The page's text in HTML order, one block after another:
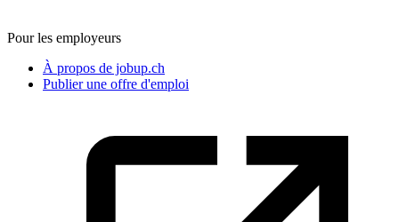
Pour les employeurs
À propos de jobup.ch
Publier une offre d'emploi